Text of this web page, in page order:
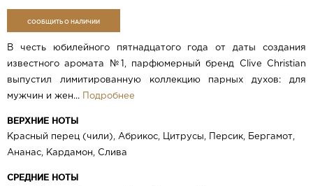
СООБЩИТЬ О НАЛИЧИИ
В честь юбилейного пятнадцатого года от даты создания
известного аромата №1, парфюмерный бренд Clive Christian
выпустил лимитированную коллекцию парных духов: для
мужчин и жен... Подробнее
ВЕРХНИЕ НОТЫ
Красный перец (чили), Абрикос, Цитрусы, Персик, Бергамот,
Ананас, Кардамон, Слива
СРЕДНИЕ НОТЫ